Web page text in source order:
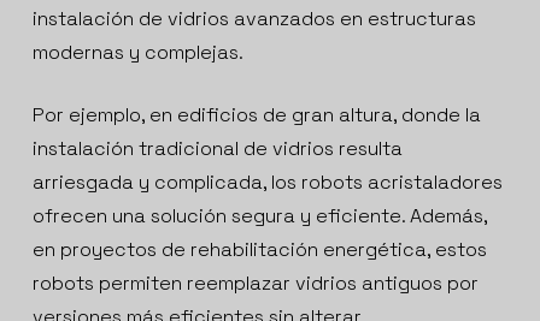
instalación de vidrios avanzados en estructuras
modernas y complejas.
Por ejemplo, en edificios de gran altura, donde la
instalación tradicional de vidrios resulta
arriesgada y complicada, los robots acristaladores
ofrecen una solución segura y eficiente. Además,
en proyectos de rehabilitación energética, estos
robots permiten reemplazar vidrios antiguos por